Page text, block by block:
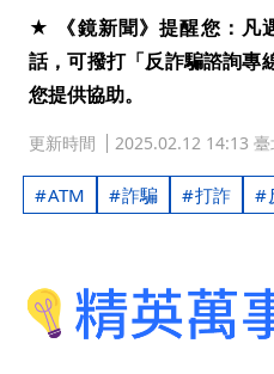
★ 《鏡新聞》提醒您：凡
話，可撥打「反詐騙諮詢專
您提供協助。
更新時間 2025.02.12 14:13 臺
ATM 詐騙 打詐